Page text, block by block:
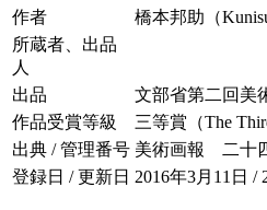
作者
橋本邦助（
所蔵者、出品
人
出品
文部省第二回美
作品受賞等級
三等賞（The
出典 / 管理番号 美術画報 二十
登録日 / 更新日 2016年3月11日 /